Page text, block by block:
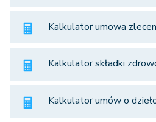
Kalkulator umowa
Kalkulator składki
Kalkulator umów o